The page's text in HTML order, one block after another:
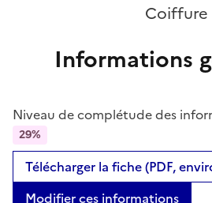
Coiffure
Informations
Niveau de complétude des
29%
Télécharger la fiche (PDF,
Modifier ces informations